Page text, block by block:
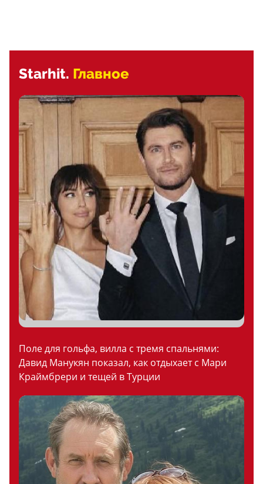
Starhit. Главное
Поле для гольфа, вилла с тремя спальнями:
Давид Манукян показал, как отдыхает с Мари
Краймбрери и тещей в Турции